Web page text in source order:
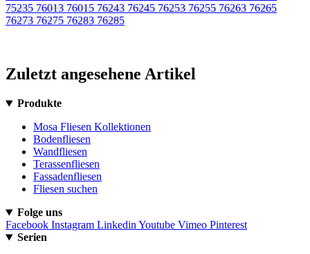
75235 76013 76015 76243 76245 76253 76255 76263 76265
76273 76275 76283 76285
Zuletzt angesehene Artikel
Produkte
Mosa Fliesen Kollektionen
Bodenfliesen
Wandfliesen
Terassenfliesen
Fassadenfliesen
Fliesen suchen
Folge uns
Facebook Instagram Linkedin Youtube Vimeo Pinterest
Serien